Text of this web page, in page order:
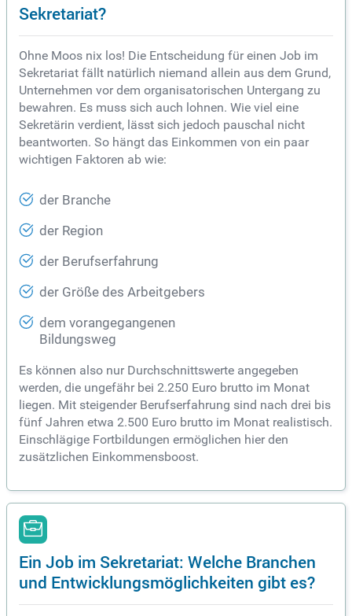
Sekretariat?
Ohne Moos nix los! Die Entscheidung für einen Job im
Sekretariat fällt natürlich niemand allein aus dem Grund,
Unternehmen vor dem organisatorischen Untergang zu
bewahren. Es muss sich auch lohnen. Wie viel eine
Sekretärin verdient, lässt sich jedoch pauschal nicht
beantworten. So hängt das Einkommen von ein paar
wichtigen Faktoren ab wie:
der Branche
der Region
der Berufserfahrung
der Größe des Arbeitgebers
dem vorangegangenen
Bildungsweg
Es können also nur Durchschnittswerte angegeben
werden, die ungefähr bei 2.250 Euro brutto im Monat
liegen. Mit steigender Berufserfahrung sind nach drei bis
fünf Jahren etwa 2.500 Euro brutto im Monat realistisch.
Einschlägige Fortbildungen ermöglichen hier den
zusätzlichen Einkommensboost.
Ein Job im Sekretariat: Welche Branchen
und Entwicklungsmöglichkeiten gibt es?